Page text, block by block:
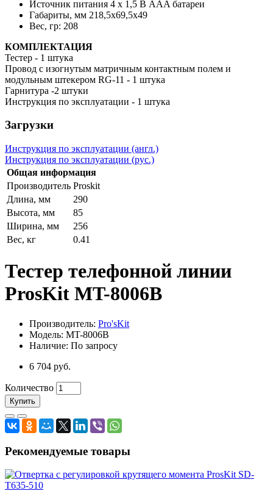
Источник питания 4 x 1,5 В AAA батареи
Габариты, мм 218,5x69,5x49
Вес, гр: 208
КОМПЛЕКТАЦИЯ
Тестер - 1 штука
Провод с изогнутым матричным контактным полем и
модульным штекером RG-11 - 1 штука
Гарнитура -2 штуки
Инструкция по эксплуатации - 1 штука
Загрузки
Инструкция по эксплуатации (англ.)
Инструкция по эксплуатации (рус.)
Общая информация
Производитель Proskit
Длина, мм
290
Высота, мм
85
Ширина, мм
256
Вес, кг
0.41
Тестер телефонной линии
ProsKit MT-8006B
Производитель: Pro'sKit
Модель: MT-8006B
Наличие: По запросу
6 704 руб.
Количество
Купить
Рекомендуемые товары